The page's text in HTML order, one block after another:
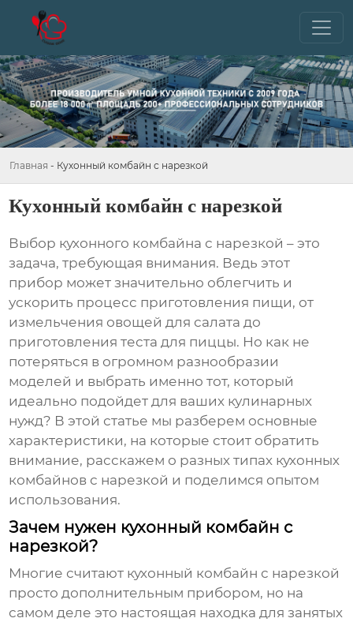
Главная - Кухонный комбайн с нарезкой
Кухонный комбайн с нарезкой
Выбор кухонного комбайна с нарезкой – это
задача, требующая внимания. Ведь этот
прибор может значительно облегчить и
ускорить процесс приготовления пищи, от
измельчения овощей для салата до
приготовления теста для пиццы. Но как не
потеряться в огромном разнообразии
моделей и выбрать именно тот, который
идеально подойдет для ваших кулинарных
нужд? В этой статье мы разберем основные
характеристики, на которые стоит обратить
внимание, расскажем о разных типах кухонных
комбайнов с нарезкой и поделимся опытом
использования.
Зачем нужен кухонный комбайн с
нарезкой?
Многие считают кухонный комбайн с нарезкой
просто дополнительным прибором, но на
самом деле это настоящая находка для занятых